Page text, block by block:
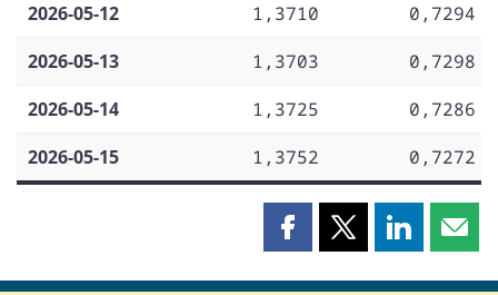
2026-05-12
1,3710
0,7294
2026-05-13
1,3703
0,7298
2026-05-14
1,3725
0,7286
2026-05-15
1,3752 0,7272
Partager
page
Partager
page
Partager
page page